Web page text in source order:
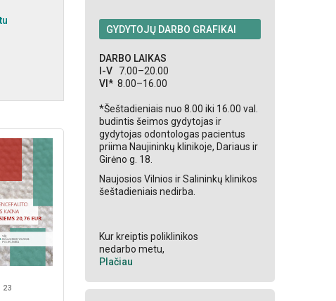
23
GYDYTOJŲ DARBO GRAFIKAI
DARBO LAIKAS
I-V7.00–20.00
VI* 8.00–16.00
*Šeštadieniais nuo 8.00 iki 16.00 val.
budintis šeimos gydytojas ir
gydytojas odontologas pacientus
priima Naujininkų klinikoje, Dariaus ir
Girėno g. 18.
Naujosios Vilnios ir Salininkų klinikos
šeštadieniais nedirba.
Kur kreiptis poliklinikos
nedarbo metu,
Plačiau